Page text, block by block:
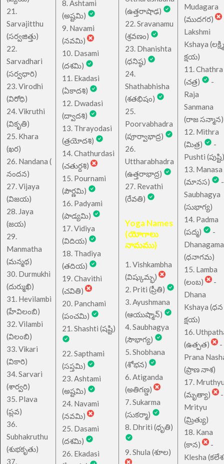
21.
Sarvajitthu
(సర్వజిత్తు)
22.
Sarvadhari
(సర్వధారి)
23. Virodhi
(విరోధి)
24. Vikruthi
(వికృతి)
25. Khara
(ఖర)
26. Nandana (
నందన)
27. Vijaya
(విజయ)
28. Jaya
(జయ)
29.
Manmatha
(మన్మథ)
30. Durmukhi
(దుర్ముఖి)
31. Hevilambi
(హేవిలంబి)
32. Vilambi
(విలంబి)
33. Vikari
(వికారి)
34. Sarvari
(శార్వరి)
35. Plava
(ప్లవ)
36.
Subhakruthu
(శుభకృతు)
37.
8. Ashtami
(అష్టమి)
9. Navami
(నవమి)
10. Dasami
(దశమి)
11. Ekadasi
(ఏకాదశి)
12. Dwadasi
(ద్వాదశి)
13. Thrayodasi
(త్రయోదశి)
14. Chathurdasi
(చతుర్దశి)
15. Pournami
(పౌర్ణమి)
16. Padyami
(పాడ్యమి)
17. Vidiya
(విదియ)
18. Thadiya
(తదియ)
19. Chavithi
(చవితి)
20. Panchami
(పంచమి)
21. Shashti (షష్టి)
22. Sapthami
(సప్తమి)
23. Ashtami
(అష్టమి)
24. Navami
(నవమి)
25. Dasami
(దశమి)
26. Ekadasi
(ఉత్తరాషాఢ)
22. Sravanamu
(శ్రవణం)
23. Dhanishta
(ధనిష్ఠ)
24.
Shathabhisha
(శతభిషం)
25.
Poorvabhadra
(పూర్వాభాద్ర)
26.
Uttharabhadra
(ఉత్తరాభాద్ర)
27. Revathi
(రేవతి)
Yoga Names
(యోగాలు
నామము)
1. Vishkambha
(విష్కుమ్భ)
2. Priti (ప్రీతి)
3. Ayushmana
(ఆయుష్మాన్)
4. Saubhagya
(సౌభాగ్య)
5. Shobhana
(శోభన)
6. Atiganda
(అతిగణ్డ)
7. Sukarma
(సుకర్మా)
8. Dhriti (ధృతి)
9. Shula (శూల)
Mudagara
(ముదగర)
Lakshmi
Kshaya (లక్ష్మి
క్షయ)
11. Chathra
(చత్ర)
-
Raja
Sanmana
(రాజ సన్మాన)
12. Mithra
(మిత్ర)
-
Pushti (పుష్టి)
13. Manasa
(మానస)
-
Saubhagya
(సుభాగ్య)
14. Padma
(పద్మ)
-
Dhanagama
(ధనాగమ)
15. Lamba
(లంబ)
-
Dhana
Kshaya (ధన
క్షయ)
16.
(ఉత్పత)
-
Prana
(ప్రాణ నాశ)
17.
(మృత్యా)
-
Mrityu
(మ్రిత్యు)
18. Kana
(కాన)
-
Klesha